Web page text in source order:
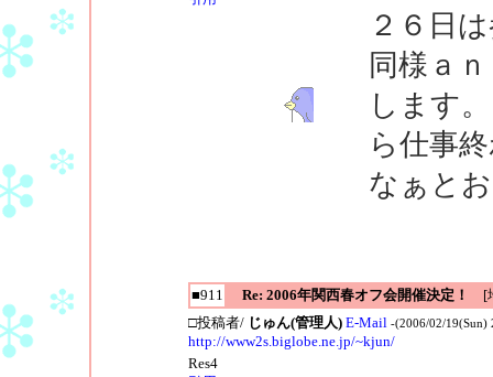
２６日
同様ａ
します
ら仕事
なぁと
■911 Re: 2006年関西春オフ会開催決定！
[
□投稿者/ じゅん(管理人) E-Mail -(2006/02/19(Sun)
http://www2s.biglobe.ne.jp/~kjun/
Res4